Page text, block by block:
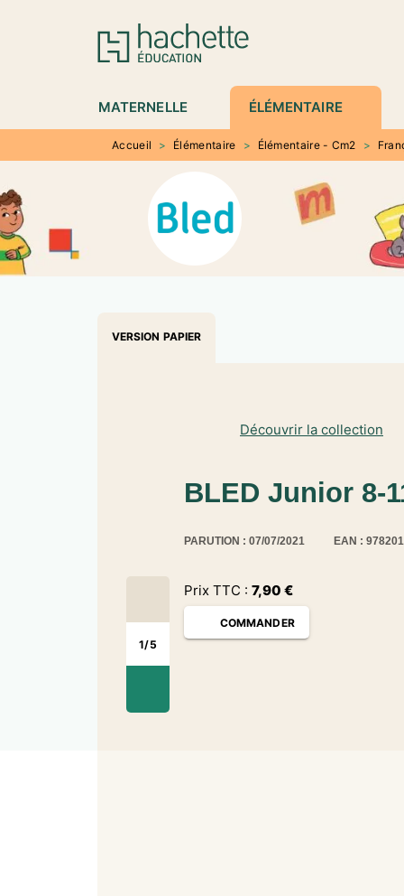
MENU RECHERCHE
MATERNELLE ÉLÉMENTAIRE
Accueil > Élémentaire > Élémentaire - Cm2 >
VERSION PAPIER
1/5
Découvrir la collection
BLED Junior 8-
PARUTION : 07/07/2021 EAN :
Prix TTC : 7,90 €
COMMANDER